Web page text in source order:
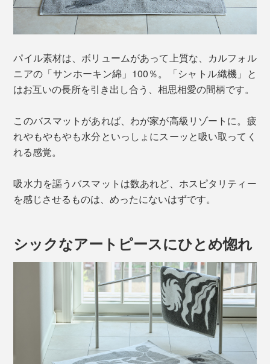
パイル素材は、ボリュームがあって上質な、カルフォル
ニアの「サンホーキン綿」100％。「シャトル織機」と
はお互いの長所を引き出し合う、相思相愛の間柄です。
このバスマットがあれば、わが家が高級リゾートに。疲
れやもやもやも水分といっしょにスーッと吸い取ってく
れる感覚。
吸水力を謳うバスマットは数あれど、ホスピタリティー
を感じさせるものは、めったにないはずです。
シックなアートピースにひとめ惚れ